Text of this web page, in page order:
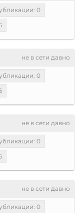
0
не в сети давно
0
не в сети давно
0
не в сети давно
0